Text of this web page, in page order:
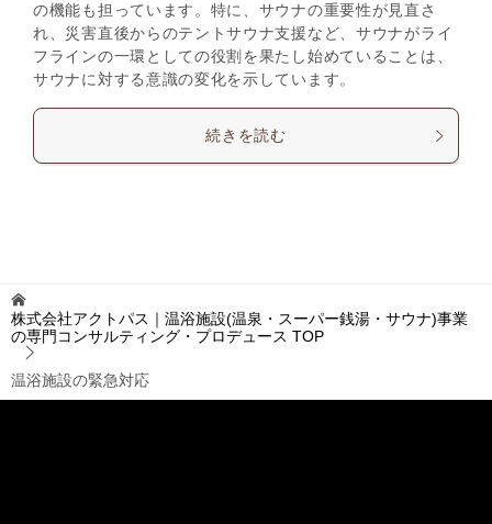
の機能も担っています。特に、サウナの重要性が見直さ
れ、災害直後からのテントサウナ支援など、サウナがライ
フラインの一環としての役割を果たし始めていることは、
サウナに対する意識の変化を示しています。
続きを読む
株式会社アクトパス｜温浴施設(温泉・スーパー銭湯・サウナ)事業
の専門コンサルティング・プロデュース TOP
温浴施設の緊急対応